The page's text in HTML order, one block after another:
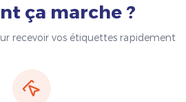
ça marche ?
recevoir vos étiquettes rapidement